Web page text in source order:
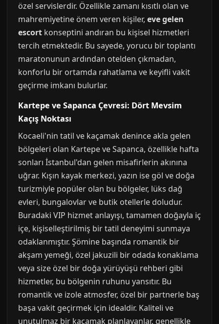
özel servislerdir. Özellikle zamanı kısıtlı olan ve
mahremiyetine önem veren kişiler, eve gelen
escort konseptini andıran bu kişisel hizmetleri
tercih etmektedir. Bu sayede, yorucu bir toplantı
maratonunun ardından otelden çıkmadan,
konforlu bir ortamda rahatlama ve keyifli vakit
geçirme imkanı bulurlar.
Kartepe ve Sapanca Çevresi: Dört Mevsim
Kaçış Noktası
Kocaeli'nin tatil ve kaçamak denince akla gelen
bölgeleri olan Kartepe ve Sapanca, özellikle hafta
sonları İstanbul'dan gelen misafirlerin akınına
uğrar. Kışın kayak merkezi, yazın ise göl ve doğa
turizmiyle popüler olan bu bölgeler, lüks dağ
evleri, bungalovlar ve butik otellerle doludur.
Buradaki VIP hizmet anlayışı, tamamen doğayla iç
içe, kişiselleştirilmiş bir tatil deneyimi sunmaya
odaklanmıştır. Şömine başında romantik bir
akşam yemeği, özel jakuzili bir odada konaklama
veya size özel bir doğa yürüyüşü rehberi gibi
hizmetler, bu bölgenin ruhunu yansıtır. Bu
romantik ve izole atmosfer, özel bir partnerle baş
başa vakit geçirmek için idealdir. Kaliteli ve
unutulmaz bir kaçamak planlayanlar, genellikle